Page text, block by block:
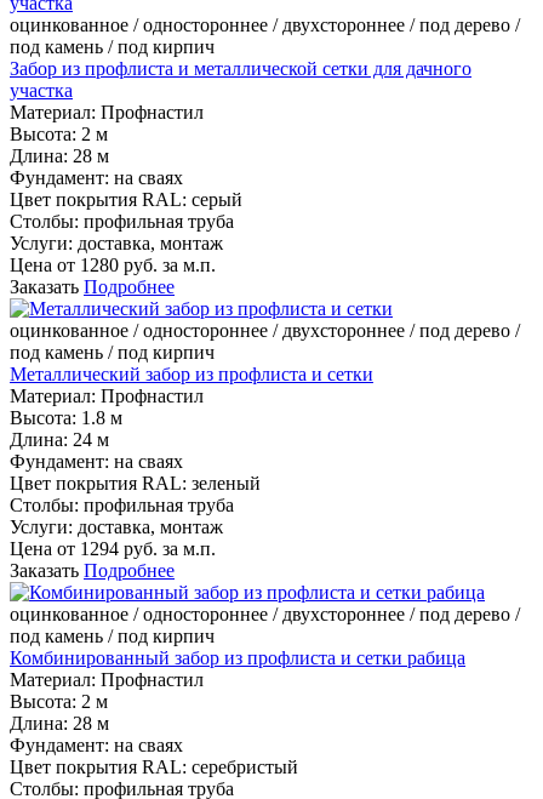
оцинкованное / одностороннее / двухстороннее / под дерево /
под камень / под кирпич
Забор из профлиста и металлической сетки для дачного
участка
Материал: Профнастил
Высота: 2 м
Длина: 28 м
Фундамент: на сваях
Цвет покрытия RAL: серый
Столбы: профильная труба
Услуги: доставка, монтаж
Цена от 1280 руб. за м.п.
Заказать Подробнее
оцинкованное / одностороннее / двухстороннее / под дерево /
под камень / под кирпич
Металлический забор из профлиста и сетки
Материал: Профнастил
Высота: 1.8 м
Длина: 24 м
Фундамент: на сваях
Цвет покрытия RAL: зеленый
Столбы: профильная труба
Услуги: доставка, монтаж
Цена от 1294 руб. за м.п.
Заказать Подробнее
оцинкованное / одностороннее / двухстороннее / под дерево /
под камень / под кирпич
Комбинированный забор из профлиста и сетки рабица
Материал: Профнастил
Высота: 2 м
Длина: 28 м
Фундамент: на сваях
Цвет покрытия RAL: серебристый
Столбы: профильная труба